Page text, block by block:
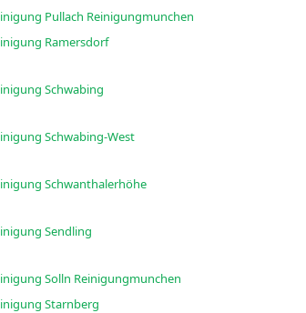
Erfahrene Unterhaltsreinigung Pullach Reinigungmunchen
Ramersdorf
Schwabing
Schwabing-West
Schwanthalerhöhe
Sendling
Erfahrene Unterhaltsreinigung Solln Reinigungmunchen
Starnberg